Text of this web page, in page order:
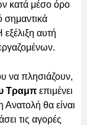
κατά μέσο όρο
σημαντικά
αυτή
να πλησιάζουν,
Τραμπ επιμένει
θα είναι
τις αγορές